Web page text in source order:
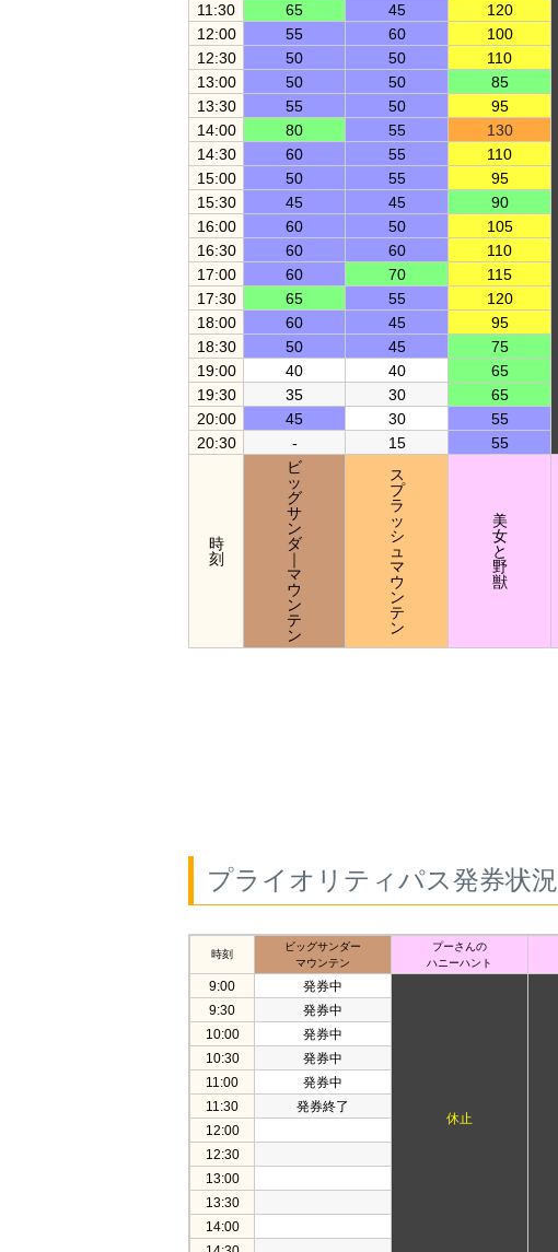
11:30
65 45 120
12:00
55 60 100
12:30
50 50 110
13:00
50 50 85
13:30
55 50 95
14:00
80 55 130
14:30
60 55 110
15:00
50 55 95
15:30
45 45 90
16:00
60 50 105
16:30
60 60 110
17:00
60 70 115
17:30
65 55 120
18:00
60 45 95
18:30
50 45 75
19:00
40 40 65
19:30
35 30 65
20:00
45 30 55
20:30
- 15 55
時
刻
ビ
ッ
グ
サ
ン
ダ
｜
マ
ウ
ン
テ
ン
ス
プ
ラ
ッ
シ
ュ
マ
ウ
ン
テ
ン
美
女
と
野
獣
プライオリティパス発券状況
時刻
ビッグサンダー
マウンテン
プーさんの
ハニーハント
9:00 発券中
休止
9:30
発券中
10:00
発券中
10:30
発券中
11:00
発券中
11:30
発券終了
12:00
12:30
13:00
13:30
14:00